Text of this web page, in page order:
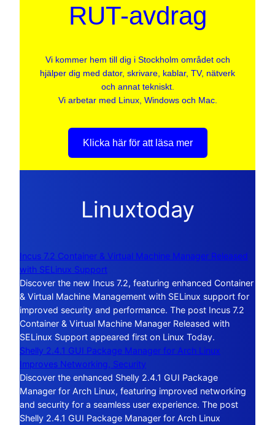
RUT-avdrag
Vi kommer hem till dig i Stockholm området och
hjälper dig med dator, skrivare, kablar, TV, nätverk
och annat tekniskt.
Vi arbetar med Linux, Windows och Mac.
Klicka här för att läsa mer
Linuxtoday
Incus 7.2 Container & Virtual Machine Manager Released
with SELinux Support
Discover the new Incus 7.2, featuring enhanced Container
& Virtual Machine Management with SELinux support for
improved security and performance. The post Incus 7.2
Container & Virtual Machine Manager Released with
SELinux Support appeared first on Linux Today.
Shelly 2.4.1 GUI Package Manager for Arch Linux
Improves Networking, Security
Discover the enhanced Shelly 2.4.1 GUI Package
Manager for Arch Linux, featuring improved networking
and security for a seamless user experience. The post
Shelly 2.4.1 GUI Package Manager for Arch Linux